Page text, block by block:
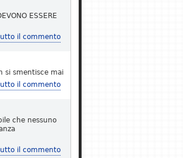
ESSERE
il commento
si smentisce mai
il commento
che nessuno
il commento